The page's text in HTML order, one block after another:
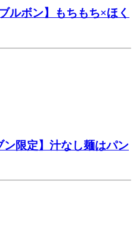
ルボン】もちもち×ほく
限定】汁なし麺はパン